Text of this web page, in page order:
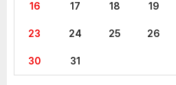
16 17 18 19
23 24 25 26
30 31